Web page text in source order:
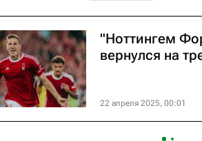
"Ноттингем
вернулся на
22 апреля 2025, 00:01